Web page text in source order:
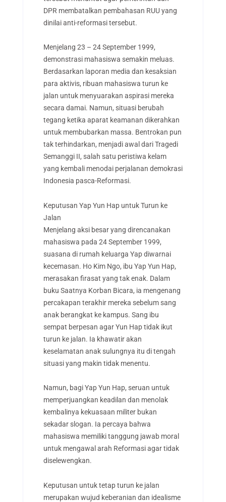
DPR membatalkan pembahasan RUU yang
dinilai anti-reformasi tersebut.
Menjelang 23 – 24 September 1999,
demonstrasi mahasiswa semakin meluas.
Berdasarkan laporan media dan kesaksian
para aktivis, ribuan mahasiswa turun ke
jalan untuk menyuarakan aspirasi mereka
secara damai. Namun, situasi berubah
tegang ketika aparat keamanan dikerahkan
untuk membubarkan massa. Bentrokan pun
tak terhindarkan, menjadi awal dari Tragedi
Semanggi II, salah satu peristiwa kelam
yang kembali menodai perjalanan demokrasi
Indonesia pasca-Reformasi.
Keputusan Yap Yun Hap untuk Turun ke
Jalan
Menjelang aksi besar yang direncanakan
mahasiswa pada 24 September 1999,
suasana di rumah keluarga Yap diwarnai
kecemasan. Ho Kim Ngo, ibu Yap Yun Hap,
merasakan firasat yang tak enak. Dalam
buku Saatnya Korban Bicara, ia mengenang
percakapan terakhir mereka sebelum sang
anak berangkat ke kampus. Sang ibu
sempat berpesan agar Yun Hap tidak ikut
turun ke jalan. Ia khawatir akan
keselamatan anak sulungnya itu di tengah
situasi yang makin tidak menentu.
Namun, bagi Yap Yun Hap, seruan untuk
memperjuangkan keadilan dan menolak
kembalinya kekuasaan militer bukan
sekadar slogan. Ia percaya bahwa
mahasiswa memiliki tanggung jawab moral
untuk mengawal arah Reformasi agar tidak
diselewengkan.
Keputusan untuk tetap turun ke jalan
merupakan wujud keberanian dan idealisme